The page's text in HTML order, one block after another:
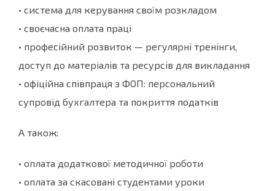
• система для керування своїм розкладом
• своєчасна оплата праці
• професійний розвиток — регулярні тренінги,
доступ до матеріалів та ресурсів для викладання
• офіційна співпраця з ФОП: персональний
супровід бухгалтера та покриття податків
А також:
• оплата додаткової методичної роботи
• оплата за скасовані студентами уроки